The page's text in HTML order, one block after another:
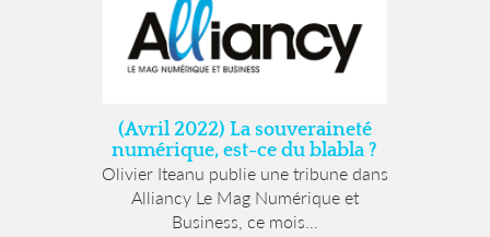
(Avril 2022) La souveraineté
numérique, est-ce du blabla ?
Olivier Iteanu publie une tribune dans
Alliancy Le Mag Numérique et
Business, ce mois...